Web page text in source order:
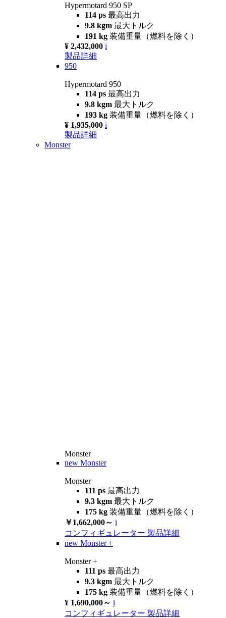
Hypermotard 950 SP
114 ps 最高出力
9.8 kgm 最大トルク
191 kg 装備重量（燃料を除く）
¥ 2,432,000 i
製品詳細
950
Hypermotard 950
114 ps 最高出力
9.8 kgm 最大トルク
193 kg 装備重量（燃料を除く）
¥ 1,935,000 i
製品詳細
Monster
Monster
new Monster
Monster
111 ps 最高出力
9.3 kgm 最大トルク
175 kg 装備重量（燃料を除く）
￥1,662,000～ i
コンフィギュレーター 製品詳細
new Monster +
Monster +
111 ps 最高出力
9.3 kgm 最大トルク
175 kg 装備重量（燃料を除く）
¥ 1,690,000～ i
コンフィギュレーター 製品詳細